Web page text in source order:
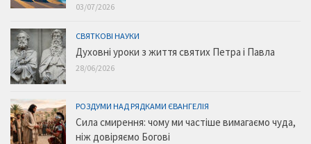
03/07/2026
СВЯТКОВІ НАУКИ
Духовні уроки з життя святих Петра і Павла
28/06/2026
РОЗДУМИ НАД РЯДКАМИ ЄВАНГЕЛІЯ
Сила смирення: чому ми частіше вимагаємо чуда,
ніж довіряємо Богові